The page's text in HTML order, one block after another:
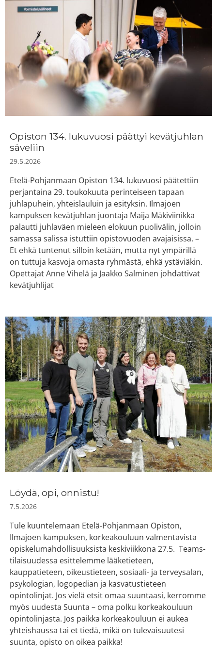
Opiston 134. lukuvuosi päättyi kevätjuhlan
säveliin
29.5.2026
Etelä-Pohjanmaan Opiston 134. lukuvuosi päätettiin
perjantaina 29. toukokuuta perinteiseen tapaan
juhlapuhein, yhteislauluin ja esityksin. Ilmajoen
kampuksen kevätjuhlan juontaja Maija Mäkiviinikka
palautti juhlaväen mieleen elokuun puolivälin, jolloin
samassa salissa istuttiin opistovuoden avajaisissa. –
Et ehkä tuntenut silloin ketään, mutta nyt ympärillä
on tuttuja kasvoja omasta ryhmästä, ehkä ystäviäkin.
Opettajat Anne Vihelä ja Jaakko Salminen johdattivat
kevätjuhlijat
Löydä, opi, onnistu!
7.5.2026
Tule kuuntelemaan Etelä-Pohjanmaan Opiston,
Ilmajoen kampuksen, korkeakouluun valmentavista
opiskelumahdollisuuksista keskiviikkona 27.5. Teams-
tilaisuudessa esittelemme lääketieteen,
kauppatieteen, oikeustieteen, sosiaali- ja terveysalan,
psykologian, logopedian ja kasvatustieteen
opintolinjat. Jos vielä etsit omaa suuntaasi, kerromme
myös uudesta Suunta – oma polku korkeakouluun
opintolinjasta. Jos paikka korkeakouluun ei aukea
yhteishaussa tai et tiedä, mikä on tulevaisuutesi
suunta, opisto on oikea paikka!